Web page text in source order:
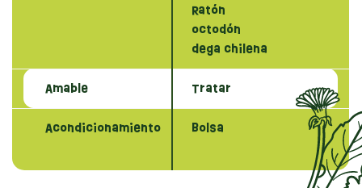
Ratón
octodón
dega chilena
Amable Tratar
Acondicionamiento Bolsa